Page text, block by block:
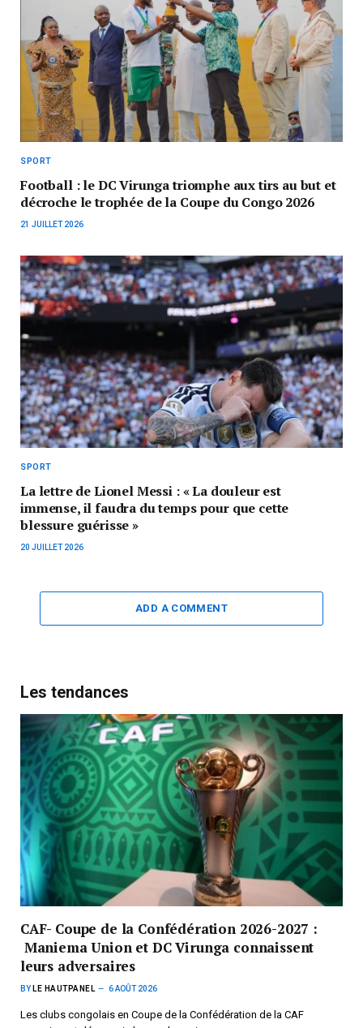
SPORT
Football : le DC Virunga triomphe aux tirs au but et
décroche le trophée de la Coupe du Congo 2026
21 JUILLET 2026
SPORT
La lettre de Lionel Messi : « La douleur est
immense, il faudra du temps pour que cette
blessure guérisse »
20 JUILLET 2026
ADD A COMMENT
Les tendances
CAF- Coupe de la Confédération 2026-2027 :
Maniema Union et DC Virunga connaissent
leurs adversaires
BY LE HAUTPANEL 6 AOÛT 2026
Les clubs congolais en Coupe de la Confédération de la CAF